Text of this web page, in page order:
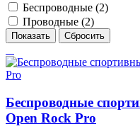
Беспроводные (2)
Проводные (2)
Беспроводные
Open Rock Pro